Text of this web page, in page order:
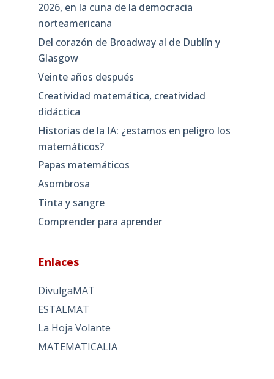
2026, en la cuna de la democracia
norteamericana
Del corazón de Broadway al de Dublín y
Glasgow
Veinte años después
Creatividad matemática, creatividad
didáctica
Historias de la IA: ¿estamos en peligro los
matemáticos?
Papas matemáticos
Asombrosa
Tinta y sangre
Comprender para aprender
Enlaces
DivulgaMAT
ESTALMAT
La Hoja Volante
MATEMATICALIA